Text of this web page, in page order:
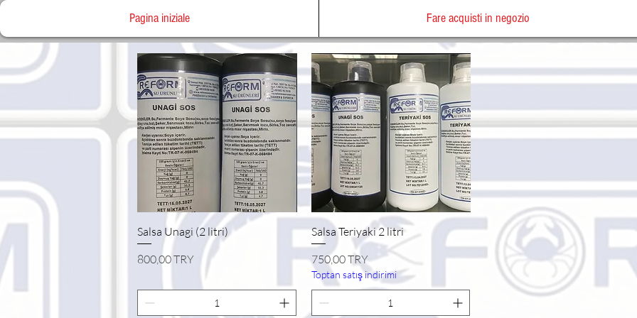
Pagina iniziale Fare acquisti in negozio
Vista rapida
Salsa Unagi (2 litri)
Prezzo
800,00 TRY
Vista rapida
Salsa Teriyaki 2 litri
Prezzo
750,00 TRY
Toptan satış indirimi